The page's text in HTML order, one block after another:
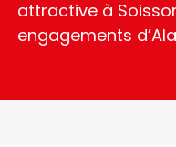
attractive à
engagements